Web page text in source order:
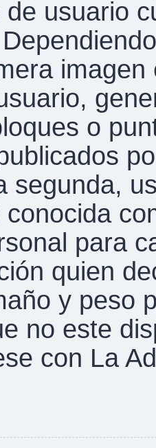
usuario
o
segunda,
para
quien
y peso
no este
con La